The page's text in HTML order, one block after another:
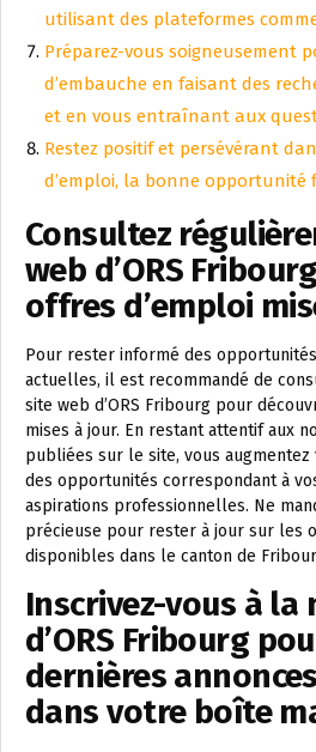
utilisant des plateformes
Préparez-vous soigneusement
d’embauche en faisant des
et en vous entraînant aux
Restez positif et persévérant
d’emploi, la bonne opportunité
Consultez
web d’ORS
offres d’emploi
Pour rester informé des
actuelles, il est recommandé de
site web d’ORS Fribourg pour
mises à jour. En restant attentif aux
publiées sur le site, vous
des opportunités correspondant à
aspirations professionnelles. Ne
précieuse pour rester à jour sur les
disponibles dans le canton de
Inscrivez-vous à
d’ORS Fribourg
dernières
dans votre boîte